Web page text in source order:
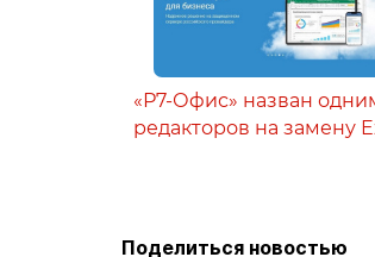
«Р7-Офис» назван
редакторов на замену
Поделиться новостью